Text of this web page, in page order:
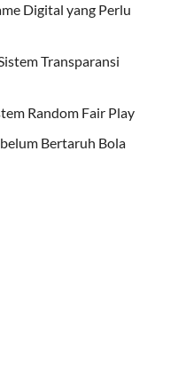
Digital yang Perlu
Transparansi
Random Fair Play
Bertaruh Bola